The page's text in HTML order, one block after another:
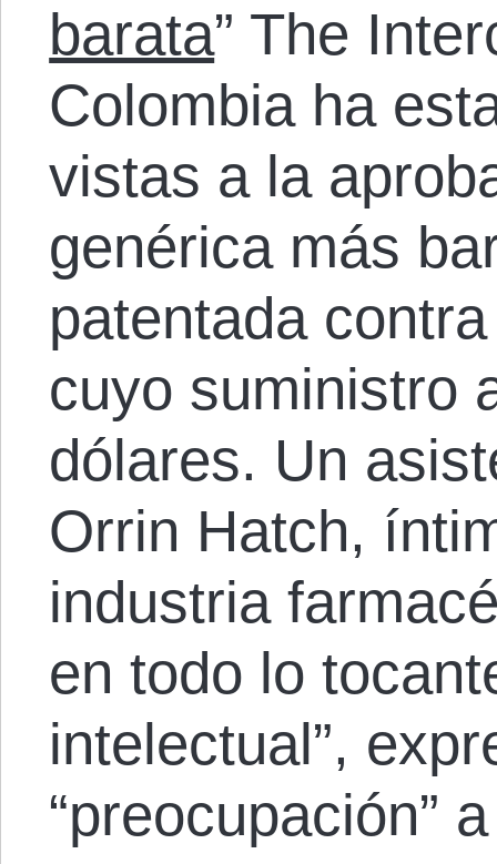
barata” The
Colombia ha
vistas a la
genérica más
patentada
cuyo suministro
dólares. Un
Orrin Hatch,
industria
en todo lo
intelectual”,
“preocupación”